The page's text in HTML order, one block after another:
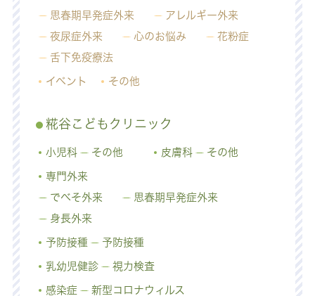
思春期早発症外来
アレルギー外来
夜尿症外来
心のお悩み
花粉症
舌下免疫療法
イベント その他
糀谷こどもクリニック
小児科 その他 皮膚科 その他
専門外来
でべそ外来
思春期早発症外来
身長外来
予防接種 予防接種
乳幼児健診 視力検査
感染症 新型コロナウィルス